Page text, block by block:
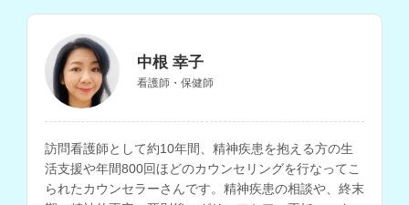
中根 幸子
看護師・保健師
訪問看護師として約10年間、精神疾患を抱える方の生
活支援や年間800回ほどのカウンセリングを行なってこ
られたカウンセラーさんです。精神疾患の相談や、終末